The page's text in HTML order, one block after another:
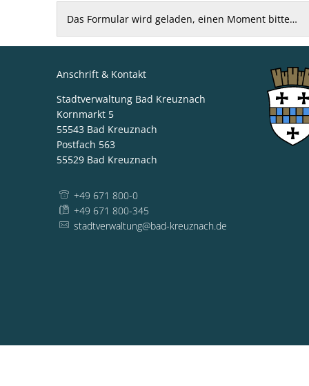
FeedbackDas Formular wird geladen, einen Moment bitte…
Anschrift & Kontakt
Stadtverwaltung Bad Kreuznach
Kornmarkt 5
55543 Bad Kreuznach
Postfach 563
55529 Bad Kreuznach
+49 671 800-0
+49 671 800-345
stadtverwaltung@bad-kreuznach.de